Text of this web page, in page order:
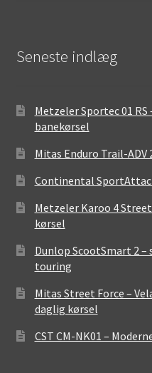
Seneste indlæg
Metzeler Sportec 01
banekørsel
Mitas Enduro Trail-
Continental
Metzeler Karoo 4
kørsel
Dunlop ScootSmart 2
touring
Mitas Street Force –
daglig kørsel
CST CM-NK01 –